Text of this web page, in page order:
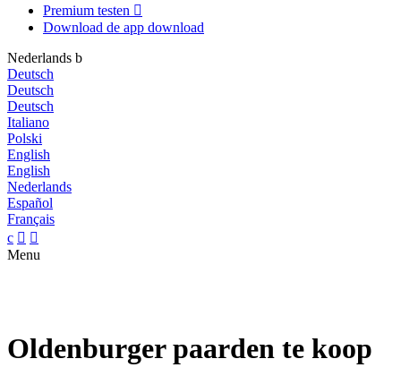
Premium testen 
Download de app download
Nederlands b
Deutsch
Deutsch
Deutsch
Italiano
Polski
English
English
Nederlands
Español
Français
c  
Menu
Oldenburger paarden te koop